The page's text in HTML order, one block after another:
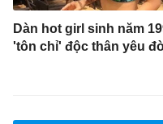
Dàn hot girl sinh năm
'tôn chỉ' độc thân yêu